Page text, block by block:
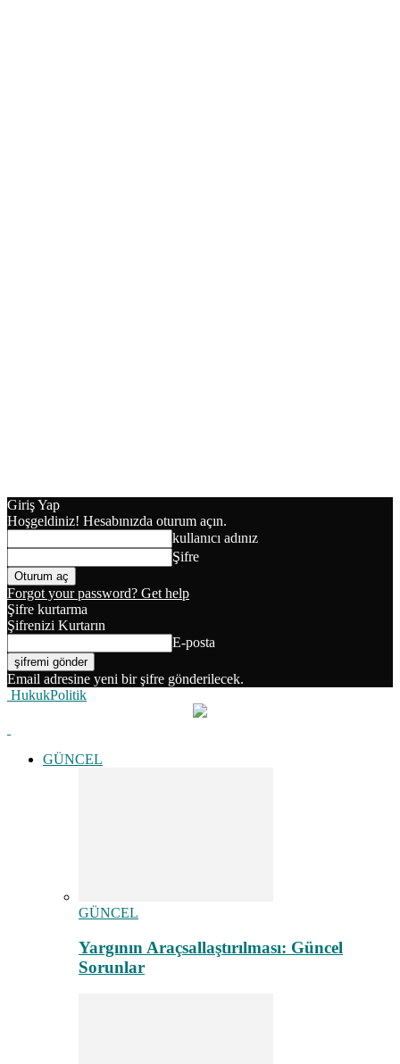
Giriş Yap
Hoşgeldiniz! Hesabınızda oturum açın.
kullanıcı adınız
Şifre
Forgot your password? Get help
Şifre kurtarma
Şifrenizi Kurtarın
E-posta
Email adresine yeni bir şifre gönderilecek.
HukukPolitik
GÜNCEL
GÜNCEL
Yargının Araçsallaştırılması: Güncel
Sorunlar